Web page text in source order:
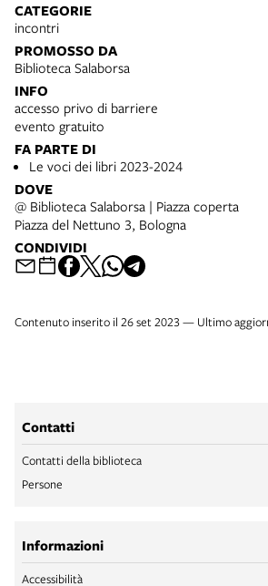
CATEGORIE
incontri
PROMOSSO DA
Biblioteca Salaborsa
INFO
accesso privo di barriere
evento gratuito
FA PARTE DI
Le voci dei libri 2023-2024
DOVE
@ Biblioteca Salaborsa | Piazza coperta
Piazza del Nettuno 3, Bologna
CONDIVIDI
Contenuto inserito il 26 set 2023 — Ultimo
Contatti
Contatti della biblioteca
Persone
Informazioni
Accessibilità